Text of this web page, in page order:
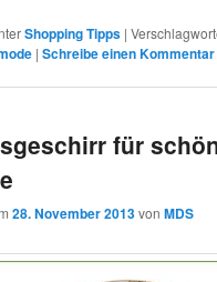
Shopping Tipps |
|Schreibe einen Kommentar
für
28. November 2013vonMDS